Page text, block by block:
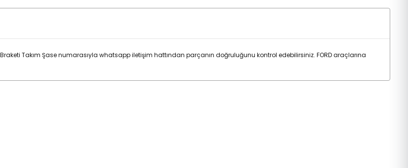
Braketi Takım Şase numarasıyla whatsapp iletişim hattından parçanın doğruluğunu kontrol edebilirsiniz. FORD araçlarına